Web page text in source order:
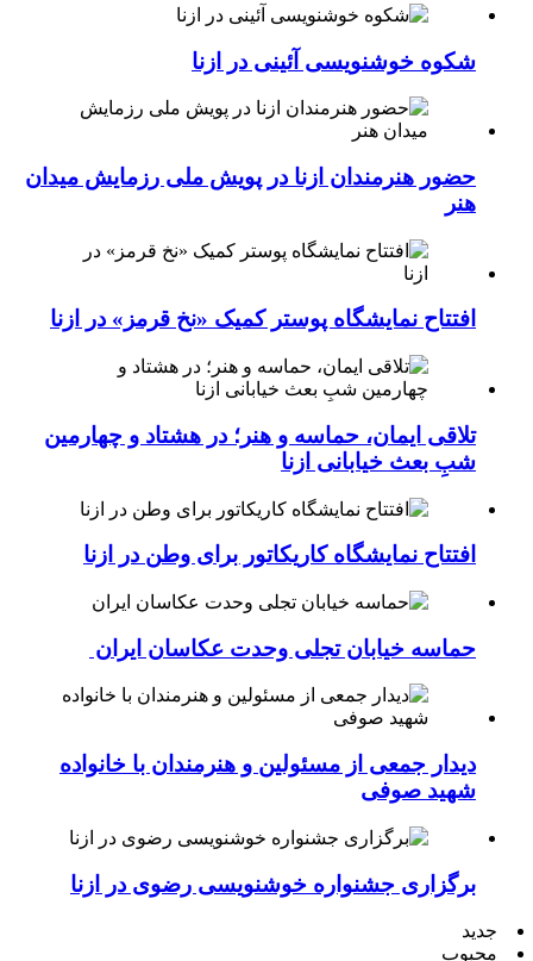
شکوه خوشنویسی آئینی در ازنا
حضور هنرمندان ازنا در پویش ملی رزمایش میدان
هنر
افتتاح نمایشگاه پوستر کمیک «نخ قرمز» در ازنا
تلاقی ایمان، حماسه و هنر؛ در هشتاد و چهارمین
شبِ بعث خیابانی ازنا
افتتاح نمایشگاه کاریکاتور برای وطن در ازنا
حماسه خیابان تجلی وحدت عکاسان ایران
دیدار جمعی از مسئولین و هنرمندان با خانواده
شهید صوفی
برگزاری جشنواره خوشنویسی رضوی در ازنا
جدید
محبوب